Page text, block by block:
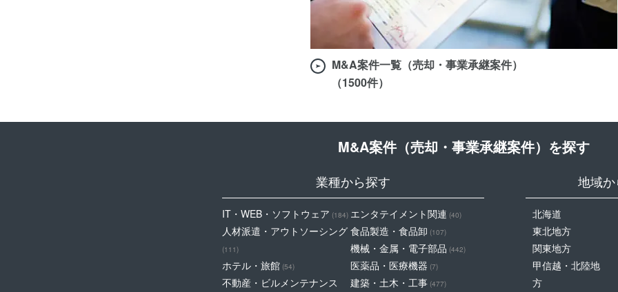
M&A案件一覧（売却・事業承継案件）
（1500件）
M&A案件（売却・事業承継案件）を探す
業種から探す
IT・WEB・ソフトウェア (184)
人材派遣・アウトソーシング
(111)
ホテル・旅館 (54)
不動産・ビルメンテナンス
エンタテイメント関連 (40)
食品製造・食品卸 (107)
機械・金属・電子部品 (442)
医薬品・医療機器 (7)
建築・土木・工事 (477)
地域
北海道
東北地方
関東地方
甲信越・北陸地
方